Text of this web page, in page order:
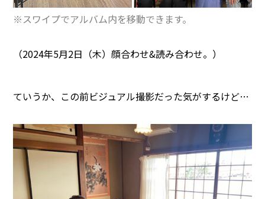
※スワイプでアルバム内を移動できます。
（2024年5月2日（木）顔合わせ&読み合わせ。）
ていうか、この前ビジュアル撮影だった気がするけど…